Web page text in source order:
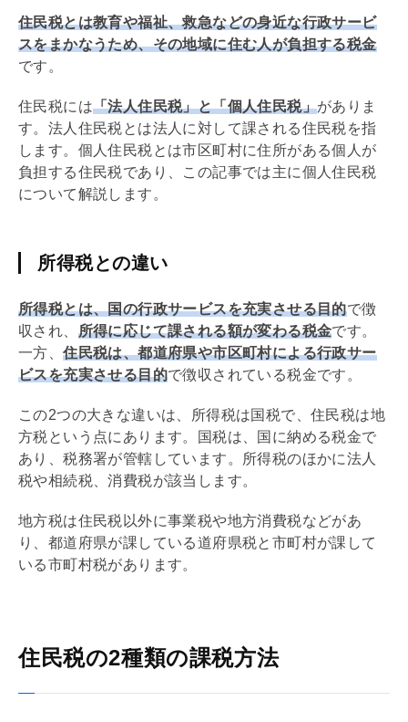
住民税とは教育や福祉、救急などの身近な行政サービ
スをまかなうため、その地域に住む人が負担する税金
です。
住民税には「法人住民税」と「個人住民税」がありま
す。法人住民税とは法人に対して課される住民税を指
します。個人住民税とは市区町村に住所がある個人が
負担する住民税であり、この記事では主に個人住民税
について解説します。
所得税との違い
所得税とは、国の行政サービスを充実させる目的で徴
収され、 所得に応じて課される額が変わる税金です。
一方、住民税は、都道府県や市区町村による行政サー
ビスを充実させる目的で徴収されている税金です。
この2つの大きな違いは、所得税は国税で、住民税は地
方税という点にあります。国税は、国に納める税金で
あり、税務署が管轄しています。所得税のほかに法人
税や相続税 、消費税が該当します。
地方税は住民税以外に事業税や地方消費税などがあ
り、都道府県が課している道府県税と市町村が課して
いる市町村税があります。
住民税の2種類の課税方法